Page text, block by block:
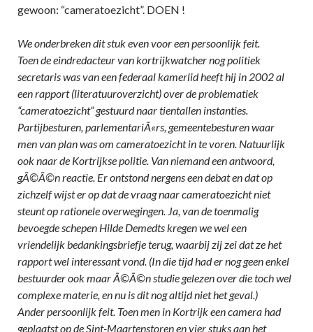
gewoon: “cameratoezicht”. DOEN !
We onderbreken dit stuk even voor een persoonlijk feit.
Toen de eindredacteur van kortrijkwatcher nog politiek
secretaris was van een federaal kamerlid heeft hij in 2002 al
een rapport (literatuuroverzicht) over de problematiek
“cameratoezicht” gestuurd naar tientallen instanties.
Partijbesturen, parlementariÃ«rs, gemeentebesturen waar
men van plan was om cameratoezicht in te voren. Natuurlijk
ook naar de Kortrijkse politie. Van niemand een antwoord,
gÃ©Ã©n reactie. Er ontstond nergens een debat en dat op
zichzelf wijst er op dat de vraag naar cameratoezicht niet
steunt op rationele overwegingen. Ja, van de toenmalig
bevoegde schepen Hilde Demedts kregen we wel een
vriendelijk bedankingsbriefje terug, waarbij zij zei dat ze het
rapport wel interessant vond. (In die tijd had er nog geen enkel
bestuurder ook maar Ã©Ã©n studie gelezen over die toch wel
complexe materie, en nu is dit nog altijd niet het geval.)
Ander persoonlijk feit. Toen men in Kortrijk een camera had
geplaatst op de Sint-Maartenstoren en vier stuks aan het